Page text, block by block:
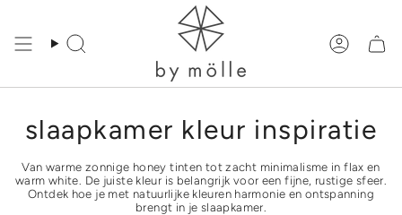
de
content
Zoeken
slaapkamer kleur inspiratie
Van warme zonnige honey tinten tot zacht minimalisme in flax en
warm white. De juiste kleur is belangrijk voor een fijne, rustige sfeer.
Ontdek hoe je met natuurlijke kleuren harmonie en ontspanning
brengt in je slaapkamer.